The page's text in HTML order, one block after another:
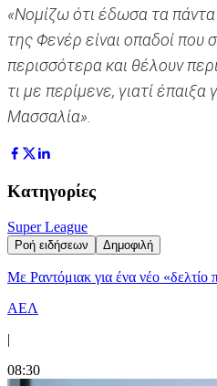
«Νομίζω ότι έδωσα τα
της Φενέρ είναι οπαδοί που
περισσότερα και θέλουν
τι με περίμενε, γιατί
Μασσαλία».
Κατηγορίες
Super League
Ροή ειδήσεων Δημοφιλή
Με Ραντόμιακ για ένα νέο
ΑΕΛ
|
08:30